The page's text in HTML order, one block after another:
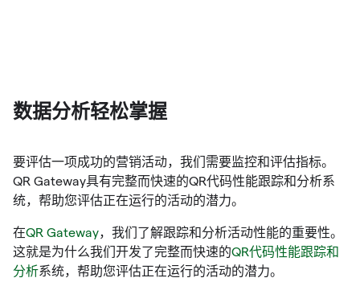
数据分析轻松掌握
要评估一项成功的营销活动，我们需要监控和评估指标。
QR Gateway具有完整而快速的QR代码性能跟踪和分析系
统，帮助您评估正在运行的活动的潜力。
在QR Gateway，我们了解跟踪和分析活动性能的重要性。
这就是为什么我们开发了完整而快速的QR代码性能跟踪和
分析系统，帮助您评估正在运行的活动的潜力。